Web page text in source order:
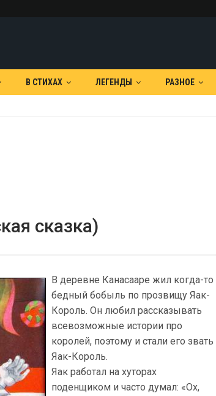
В СТИХАХ ЛЕГЕНДЫ РАЗНОЕ
сказка)
В деревне Канасааре жил когда-то
бедный бобыль по прозвищу Яак-
Король. Он любил рассказывать
всевозможные истории про
королей, поэтому и стали его звать
Яак-Король.
Яак работал на хуторах
поденщиком и часто думал: «Ох,